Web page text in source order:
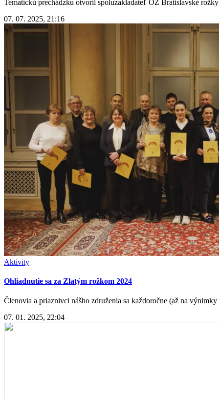
Tematickú prechádzku otvoril spoluzakladateľ OZ Bratislavské
07. 07. 2025, 21:16
Aktivity
Ohliadnutie sa za Zlatým rožkom 2024
Členovia a priaznivci nášho združenia sa každoročne (až na
07. 01. 2025, 22:04